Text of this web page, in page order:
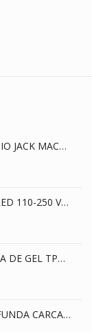
💥CABLE ADAPTADOR DE AUDIO JACK MACHO 2.5mm A JACK 3.5mm HEMBRA
SIEMENS A31 CARGADOR DE RED 110-250 VAC / 5V DC
✅HUAWEI P20 FUNDA CARCASA DE GEL TPU MATE
⭐PARA SAMSUNG GALAXY S8 FUNDA CARCASA DOBLE TRANSPARENTE CON PROTECCION TOTAL 360º